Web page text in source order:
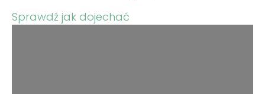
Sprawdź jak dojechać